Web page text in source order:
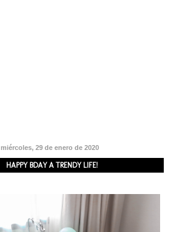
miércoles, 29 de enero de 2020
HAPPY BDAY A TRENDY LIFE!